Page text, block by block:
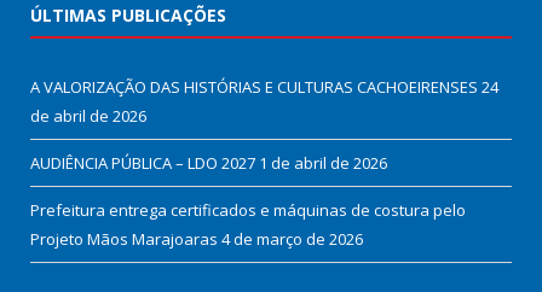
ÚLTIMAS PUBLICAÇÕES
A VALORIZAÇÃO DAS HISTÓRIAS E CULTURAS CACHOEIRENSES 24
de abril de 2026
AUDIÊNCIA PÚBLICA – LDO 2027 1 de abril de 2026
Prefeitura entrega certificados e máquinas de costura pelo
Projeto Mãos Marajoaras 4 de março de 2026